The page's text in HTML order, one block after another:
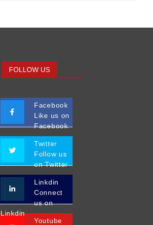
FOLLOW US
Facebook
Like us on
Facebook
Twitter
Follow us
on Twitter
Linkdin
Connect
us on
Linkdin
Youtube